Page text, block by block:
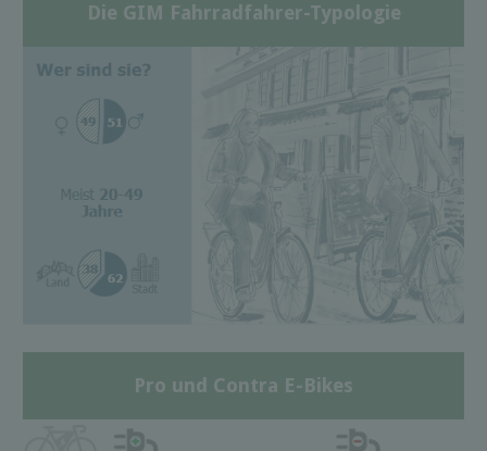
Die GIM Fahrradfahrer-Typologie
Pro und Contra E-Bikes